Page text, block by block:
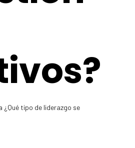
¿Qué tipo de liderazgo se